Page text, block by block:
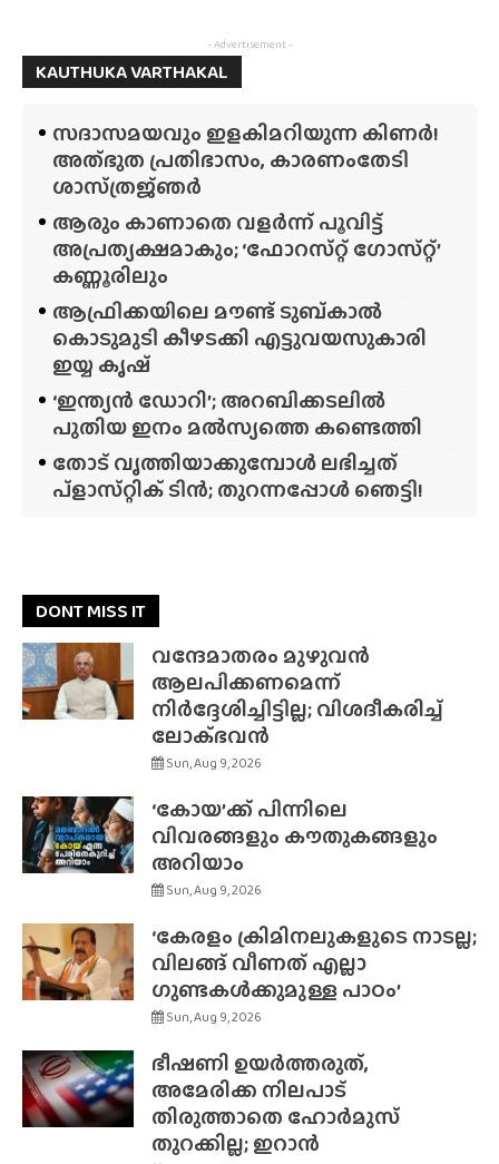
- Advertisement -
KAUTHUKA VARTHAKAL
സദാസമയവും ഇളകിമറിയുന്ന കിണർ!
അത്‌ഭുത പ്രതിഭാസം, കാരണംതേടി
ശാസ്‌ത്രജ്‌ഞർ
ആരും കാണാതെ വളർന്ന് പൂവിട്ട്
അപ്രത്യക്ഷമാകും; ‘ഫോറസ്‌റ്റ്‌ ഗോസ്‌റ്റ്’
കണ്ണൂരിലും
ആഫ്രിക്കയിലെ മൗണ്ട് ടുബ്‌കാൽ
കൊടുമുടി കീഴടക്കി എട്ടുവയസുകാരി
ഇയ്യ കൃഷ്
‘ഇന്ത്യൻ ഡോറി’; അറബിക്കടലിൽ
പുതിയ ഇനം മൽസ്യത്തെ കണ്ടെത്തി
തോട് വൃത്തിയാക്കുമ്പോൾ ലഭിച്ചത്
പ്‌ളാസ്‌റ്റിക് ടിൻ; തുറന്നപ്പോൾ ഞെട്ടി!
DONT MISS IT
വന്ദേമാതരം മുഴുവൻ
ആലപിക്കണമെന്ന്
നിർദ്ദേശിച്ചിട്ടില്ല; വിശദീകരിച്ച്
ലോക്‌ഭവൻ
Sun, Aug 9, 2026
‘കോയ’ക്ക് പിന്നിലെ
വിവരങ്ങളും കൗതുകങ്ങളും
അറിയാം
Sun, Aug 9, 2026
‘കേരളം ക്രിമിനലുകളുടെ നാടല്ല;
വിലങ്ങ് വീണത് എല്ലാ
ഗുണ്ടകൾക്കുമുള്ള പാഠം’
Sun, Aug 9, 2026
ഭീഷണി ഉയർത്തരുത്,
അമേരിക്ക നിലപാട്
തിരുത്താതെ ഹോർമുസ്
തുറക്കില്ല; ഇറാൻ